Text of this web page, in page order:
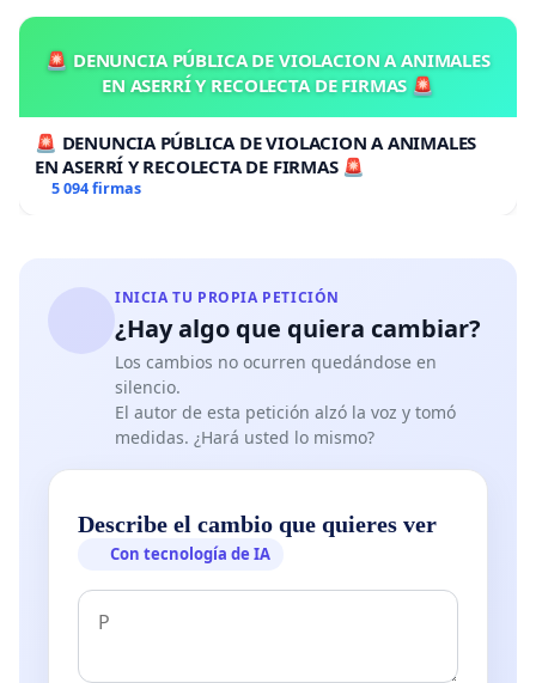
🚨 DENUNCIA PÚBLICA DE VIOLACION A ANIMALES
EN ASERRÍ Y RECOLECTA DE FIRMAS 🚨
🚨 DENUNCIA PÚBLICA DE VIOLACION A ANIMALES
EN ASERRÍ Y RECOLECTA DE FIRMAS 🚨
5 094 firmas
INICIA TU PROPIA PETICIÓN
¿Hay algo que quiera cambiar?
Los cambios no ocurren quedándose en
silencio.
El autor de esta petición alzó la voz y tomó
medidas. ¿Hará usted lo mismo?
Describe el cambio que quieres ver
Con tecnología de IA